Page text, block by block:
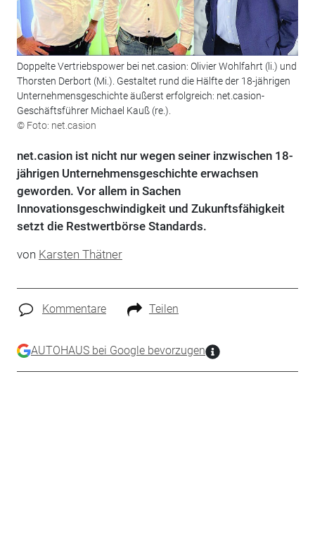
Doppelte Vertriebspower bei net.casion: Olivier Wohlfahrt (li.) und
Thorsten ­Derbort (Mi.). Gestaltet rund die Hälfte der 18-jährigen
Unternehmensgeschichte ­äußerst erfolgreich: net.casion-
Geschäftsführer Michael Kauß (re.).
© Foto: net.casion
net.casion ist nicht nur wegen seiner inzwischen 18-
jährigen Unternehmensgeschichte erwachsen
geworden. Vor allem in Sachen
Innovationsgeschwindigkeit und Zukunftsfähigkeit
setzt die Restwertbörse Standards.
von Karsten Thätner
Kommentare Teilen
AUTOHAUS bei Google bevorzugen